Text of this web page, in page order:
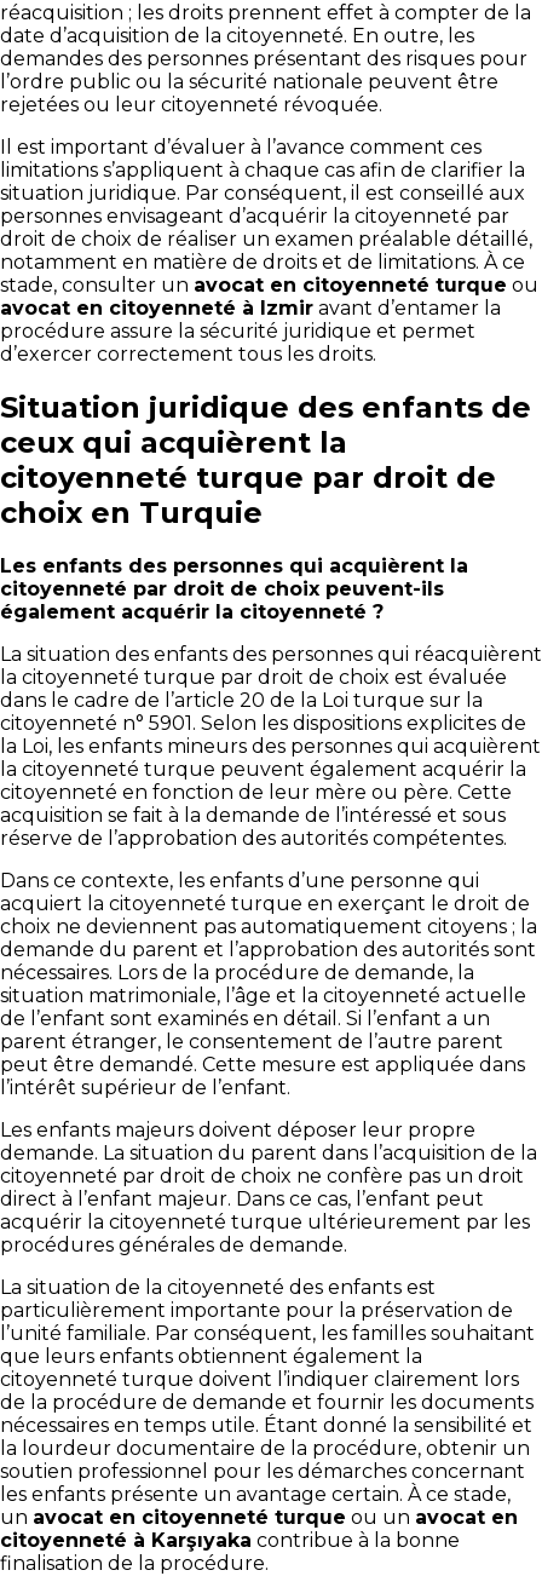
réacquisition ; les droits prennent effet à compter de la
date d’acquisition de la citoyenneté. En outre, les
demandes des personnes présentant des risques pour
l’ordre public ou la sécurité nationale peuvent être
rejetées ou leur citoyenneté révoquée.
Il est important d’évaluer à l’avance comment ces
limitations s’appliquent à chaque cas afin de clarifier la
situation juridique. Par conséquent, il est conseillé aux
personnes envisageant d’acquérir la citoyenneté par
droit de choix de réaliser un examen préalable détaillé,
notamment en matière de droits et de limitations. À ce
stade, consulter un avocat en citoyenneté turque ou
avocat en citoyenneté à Izmir avant d’entamer la
procédure assure la sécurité juridique et permet
d’exercer correctement tous les droits.
Situation juridique des enfants de
ceux qui acquièrent la
citoyenneté turque par droit de
choix en Turquie
Les enfants des personnes qui acquièrent la
citoyenneté par droit de choix peuvent-ils
également acquérir la citoyenneté ?
La situation des enfants des personnes qui réacquièrent
la citoyenneté turque par droit de choix est évaluée
dans le cadre de l’article 20 de la Loi turque sur la
citoyenneté n° 5901. Selon les dispositions explicites de
la Loi, les enfants mineurs des personnes qui acquièrent
la citoyenneté turque peuvent également acquérir la
citoyenneté en fonction de leur mère ou père. Cette
acquisition se fait à la demande de l’intéressé et sous
réserve de l’approbation des autorités compétentes.
Dans ce contexte, les enfants d’une personne qui
acquiert la citoyenneté turque en exerçant le droit de
choix ne deviennent pas automatiquement citoyens ; la
demande du parent et l’approbation des autorités sont
nécessaires. Lors de la procédure de demande, la
situation matrimoniale, l’âge et la citoyenneté actuelle
de l’enfant sont examinés en détail. Si l’enfant a un
parent étranger, le consentement de l’autre parent
peut être demandé. Cette mesure est appliquée dans
l’intérêt supérieur de l’enfant.
Les enfants majeurs doivent déposer leur propre
demande. La situation du parent dans l’acquisition de la
citoyenneté par droit de choix ne confère pas un droit
direct à l’enfant majeur. Dans ce cas, l’enfant peut
acquérir la citoyenneté turque ultérieurement par les
procédures générales de demande.
La situation de la citoyenneté des enfants est
particulièrement importante pour la préservation de
l’unité familiale. Par conséquent, les familles souhaitant
que leurs enfants obtiennent également la
citoyenneté turque doivent l’indiquer clairement lors
de la procédure de demande et fournir les documents
nécessaires en temps utile. Étant donné la sensibilité et
la lourdeur documentaire de la procédure, obtenir un
soutien professionnel pour les démarches concernant
les enfants présente un avantage certain. À ce stade,
un avocat en citoyenneté turque ou un avocat en
citoyenneté à Karşıyaka contribue à la bonne
finalisation de la procédure.